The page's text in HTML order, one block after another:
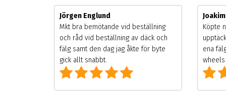
Jörgen Englund
Mkt bra bemötande vid beställning
och råd vid beställning av däck och
fälg samt den dag jag åkte för byte
gick allt snabbt.
Köpte
ena